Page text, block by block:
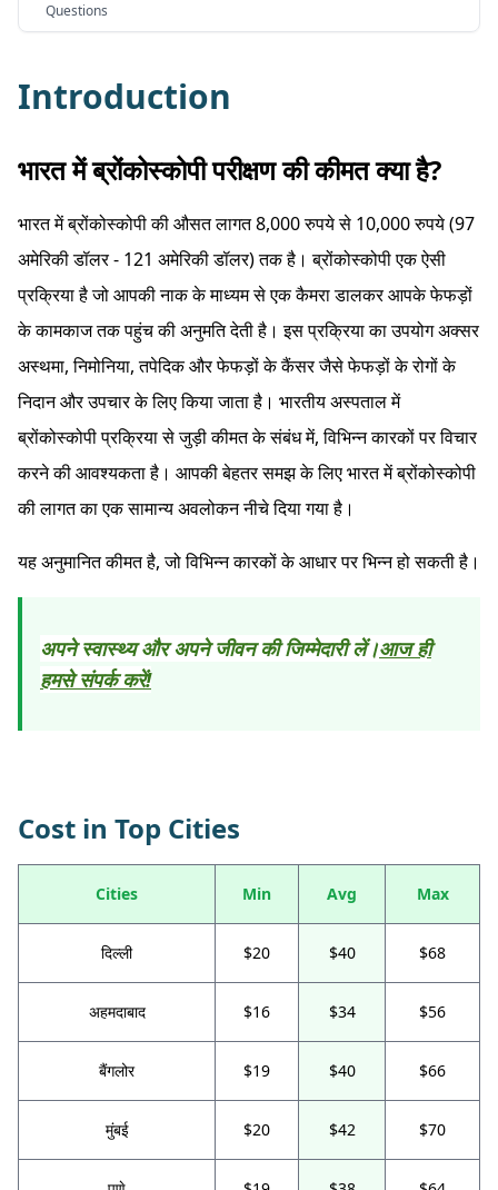
Questions
Introduction
भारत में ब्रोंकोस्कोपी परीक्षण की कीमत क्या है?
भारत में ब्रोंकोस्कोपी की औसत लागत 8,000 रुपये से 10,000 रुपये (97
अमेरिकी डॉलर - 121 अमेरिकी डॉलर) तक है। ब्रोंकोस्कोपी एक ऐसी
प्रक्रिया है जो आपकी नाक के माध्यम से एक कैमरा डालकर आपके फेफड़ों
के कामकाज तक पहुंच की अनुमति देती है। इस प्रक्रिया का उपयोग अक्सर
अस्थमा, निमोनिया, तपेदिक और फेफड़ों के कैंसर जैसे फेफड़ों के रोगों के
निदान और उपचार के लिए किया जाता है। भारतीय अस्पताल में
ब्रोंकोस्कोपी प्रक्रिया से जुड़ी कीमत के संबंध में, विभिन्न कारकों पर विचार
करने की आवश्यकता है। आपकी बेहतर समझ के लिए भारत में ब्रोंकोस्कोपी
की लागत का एक सामान्य अवलोकन नीचे दिया गया है।
यह अनुमानित कीमत है, जो विभिन्न कारकों के आधार पर भिन्न हो सकती है।
अपने स्वास्थ्य और अपने जीवन की जिम्मेदारी लें।आज ही
हमसे संपर्क करें!
Cost in Top Cities
Cities Min Avg Max
दिल्ली $20 $40 $68
अहमदाबाद $16 $34 $56
बैंगलोर $19 $40 $66
मुंबई $20 $42 $70